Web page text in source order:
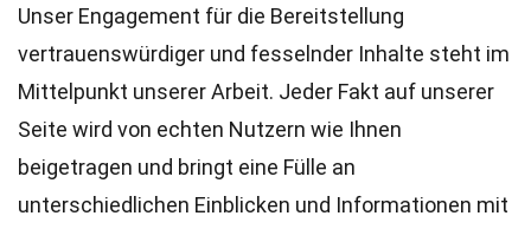
Unser Engagement für die Bereitstellung
vertrauenswürdiger und fesselnder Inhalte steht im
Mittelpunkt unserer Arbeit. Jeder Fakt auf unserer
Seite wird von echten Nutzern wie Ihnen
beigetragen und bringt eine Fülle an
unterschiedlichen Einblicken und Informationen mit